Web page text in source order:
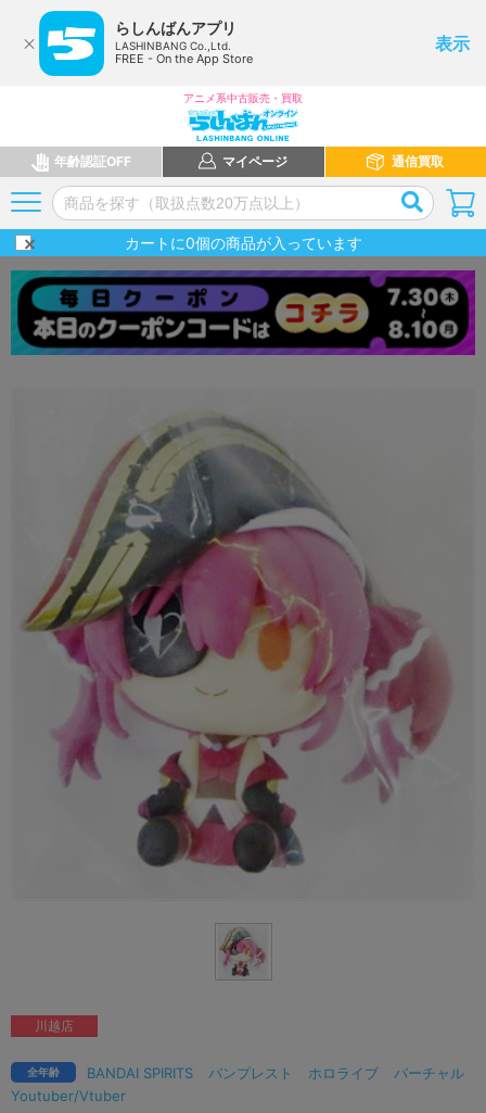
らしんばんアプリ
LASHINBANG Co.,Ltd.
FREE - On the App Store
表示
アニメ系中古販売・買取
年齢認証OFF マイページ 通信買取
カートに0個の商品が入っています
BANDAI SPIRITS バンプレスト ホロライブ
バーチャル
Youtuber/Vtuber
全年齢
川越店